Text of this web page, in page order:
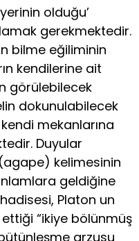
oldu­ğu’
gerekmektedir.
bilme eğiliminin
kendilerine ait
görülebilecek
dokunulabilecek
mekanlarına
Duyular
(agape) kelimesinin
geldiğine
Platon un
“ikiye bölünmüş
arzusu